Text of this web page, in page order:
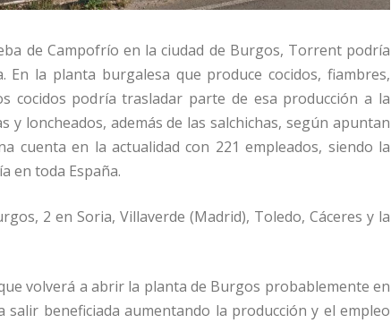
de Campofrío en la ciudad de Burgos, Torrent podría
la planta burgalesa que produce cocidos, fiambres,
cocidos podría trasladar parte de esa producción a la
loncheados, además de las salchichas, según apuntan
cuenta en la actualidad con 221 empleados, siendo la
en toda España.
2 en Soria, Villaverde (Madrid), Toledo, Cáceres y la
volverá a abrir la planta de Burgos probablemente en
beneficiada aumentando la producción y el empleo